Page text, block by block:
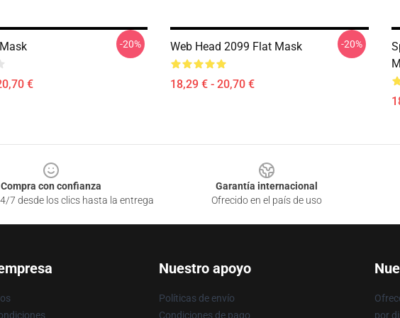
€
-20% Web Head 2099 Flat Mask
18,29 € - 20,70 €
-20%
Compra con confianza
7 desde los clics hasta la entrega
Garantía internacional
Ofrecido en el país de uso
Nuestro apoyo
Políticas de envío
Condiciones de pago
por